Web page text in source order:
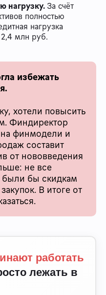
нагрузку. За счёт
полностью
нагрузка
млн руб.
избежать
хотели повысить
Финдиректор
на финмодели и
составит
от нововведения
не все
бы скидкам
В итоге от
работать
лежать в